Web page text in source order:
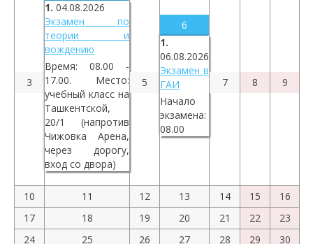
3
1. 04.08.2026
Экзамен по
теории и
вождению
Время: 08.00 -
17.00. Место:
учебный класс на
Ташкентской,
20/1 (напротив
Чижовка Арена,
через дорогу,
вход со двора)
5
6
1.
06.08.2026
Экзамен в
ГАИ
Начало
экзамена:
08.00
7 8 9
10 11 12 13 14 15
16
17
18 19 20 21 22
23
24
25 26 27 28 29
30